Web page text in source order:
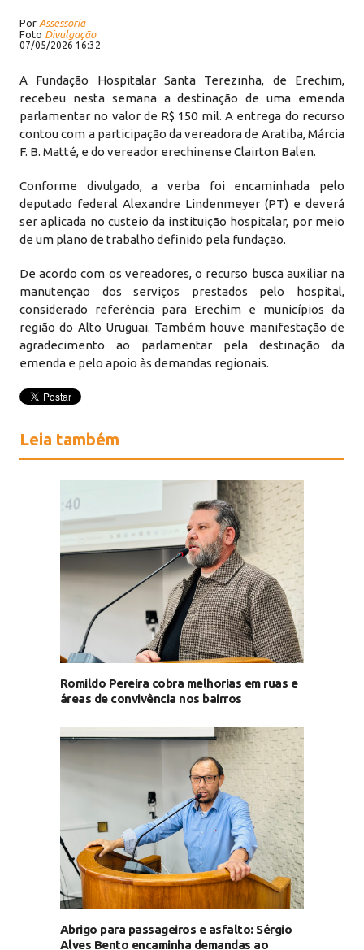
Por Assessoria
Foto Divulgação
07/05/2026 16:32
A Fundação Hospitalar Santa Terezinha, de Erechim,
recebeu nesta semana a destinação de uma emenda
parlamentar no valor de R$ 150 mil. A entrega do recurso
contou com a participação da vereadora de Aratiba, Márcia
F. B. Matté, e do vereador erechinense Clairton Balen.
Conforme divulgado, a verba foi encaminhada pelo
deputado federal Alexandre Lindenmeyer (PT) e deverá
ser aplicada no custeio da instituição hospitalar, por meio
de um plano de trabalho definido pela fundação.
De acordo com os vereadores, o recurso busca auxiliar na
manutenção dos serviços prestados pelo hospital,
considerado referência para Erechim e municípios da
região do Alto Uruguai. Também houve manifestação de
agradecimento ao parlamentar pela destinação da
emenda e pelo apoio às demandas regionais.
Leia também
Romildo Pereira cobra melhorias em ruas e
áreas de convivência nos bairros
Abrigo para passageiros e asfalto: Sérgio
Alves Bento encaminha demandas ao